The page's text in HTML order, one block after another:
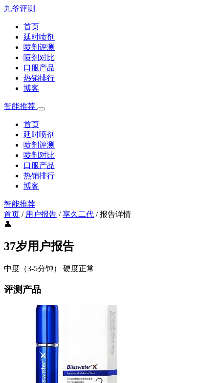
九爷评测
首页
延时喷剂
喷剂评测
喷剂对比
口服产品
热销排行
博客
智能推荐
首页
延时喷剂
喷剂评测
喷剂对比
口服产品
热销排行
博客
智能推荐
首页 / 用户报告 /享久二代 /报告详情
👤
37岁用户报告
中度（3-5分钟） 硬度正常
评测产品